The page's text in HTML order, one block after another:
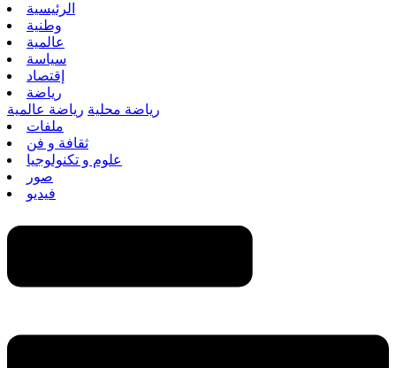
الرئيسية
وطنية
عالمية
سياسة
إقتصاد
رياضة
رياضة محلية رياضة عالمية
ملفات
ثقافة و فن
علوم و تكنولوجيا
صور
فيديو